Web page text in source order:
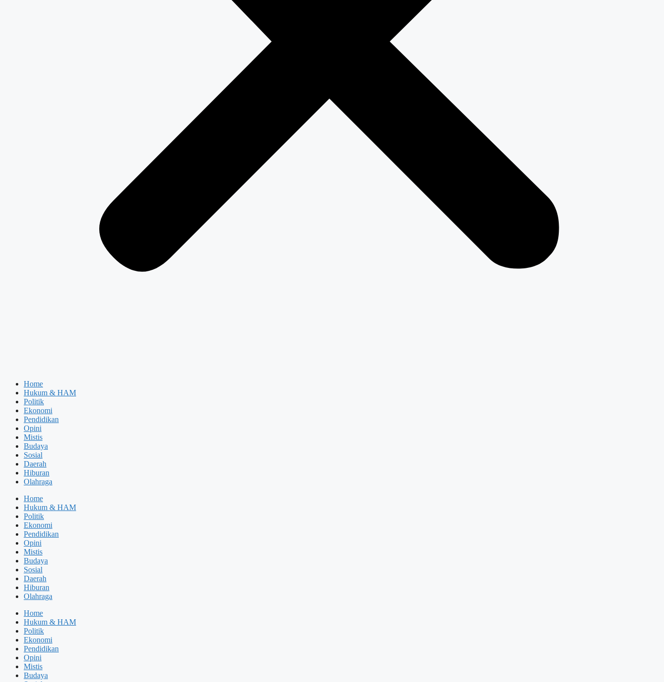
Home
Hukum & HAM
Politik
Ekonomi
Pendidikan
Opini
Mistis
Budaya
Sosial
Daerah
Hiburan
Olahraga
Home
Hukum & HAM
Politik
Ekonomi
Pendidikan
Opini
Mistis
Budaya
Sosial
Daerah
Hiburan
Olahraga
Home
Hukum & HAM
Politik
Ekonomi
Pendidikan
Opini
Mistis
Budaya